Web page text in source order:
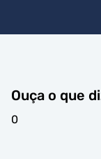
Ouça o que
0